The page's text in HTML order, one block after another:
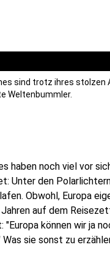
sind trotz ihres stolzen
Weltenbummler.
haben noch viel vor
Unter den
Obwohl, Europa
auf dem
"Europa können wir ja
sie sonst zu